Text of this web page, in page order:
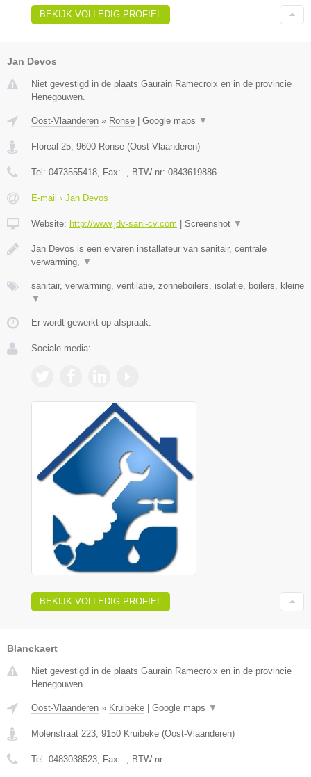
BEKIJK VOLLEDIG PROFIEL
Jan Devos
Niet gevestigd in de plaats Gaurain Ramecroix en in de provincie
Henegouwen.
Oost-Vlaanderen » Ronse Google maps ▼
Floreal 25 9600 Ronse (Oost-Vlaanderen)
Tel: 0473555418 , Fax: - , BTW-nr: 0843619886
E-mail › Jan Devos
Website: http://www.jdv-sani-cv.com Screenshot ▼
Jan Devos is een ervaren installateur van sanitair, centrale
verwarming,
▼
sanitair, verwarming, ventilatie, zonneboilers, isolatie, boilers, kleine
▼
Er wordt gewerkt op afspraak.
Sociale media:
BEKIJK VOLLEDIG PROFIEL
Blanckaert
Niet gevestigd in de plaats Gaurain Ramecroix en in de provincie
Henegouwen.
Oost-Vlaanderen » Kruibeke Google maps ▼
Molenstraat 223 9150 Kruibeke (Oost-Vlaanderen)
Tel: 0483038523 , Fax: - , BTW-nr: -